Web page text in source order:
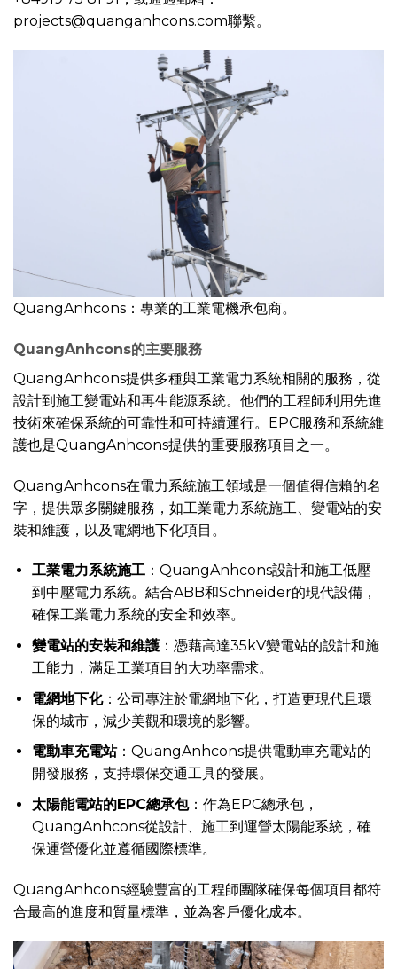
projects@quanganhcons.com聯繫。
QuangAnhcons：專業的工業電機承包商。
QuangAnhcons的主要服務
QuangAnhcons提供多種與工業電力系統相關的服務，從
設計到施工變電站和再生能源系統。他們的工程師利用先進
技術來確保系統的可靠性和可持續運行。EPC服務和系統維
護也是QuangAnhcons提供的重要服務項目之一。
QuangAnhcons在電力系統施工領域是一個值得信賴的名
字，提供眾多關鍵服務，如工業電力系統施工、變電站的安
裝和維護，以及電網地下化項目。
工業電力系統施工：QuangAnhcons設計和施工低壓
到中壓電力系統。結合ABB和Schneider的現代設備，
確保工業電力系統的安全和效率。
變電站的安裝和維護：憑藉高達35kV變電站的設計和施
工能力，滿足工業項目的大功率需求。
電網地下化：公司專注於電網地下化，打造更現代且環
保的城市，減少美觀和環境的影響。
電動車充電站：QuangAnhcons提供電動車充電站的
開發服務，支持環保交通工具的發展。
太陽能電站的EPC總承包：作為EPC總承包，
QuangAnhcons從設計、施工到運營太陽能系統，確
保運營優化並遵循國際標準。
QuangAnhcons經驗豐富的工程師團隊確保每個項目都符
合最高的進度和質量標準，並為客戶優化成本。